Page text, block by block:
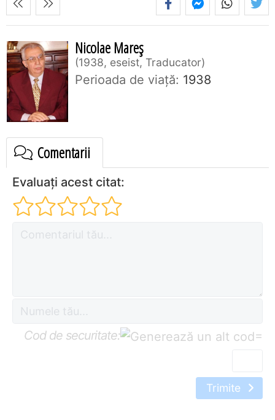
Nicolae Mareș
1938, eseist, Traducator
Perioada de viaţă: 1938
Comentarii
Evaluați acest citat:
Cod de securitate: =
Trimite